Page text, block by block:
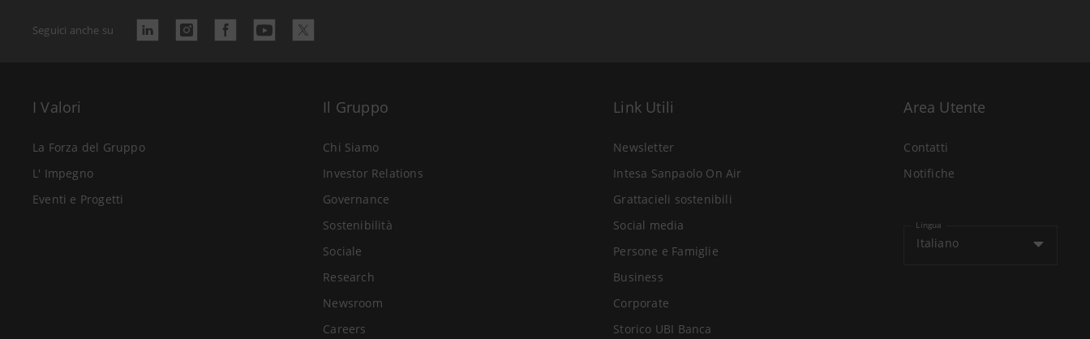
Seguici anche su
I Valori
La Forza del Gruppo
L' Impegno
Eventi e Progetti
Il Gruppo
Chi Siamo
Investor Relations
Governance
Sostenibilità
Sociale
Research
Newsroom
Careers
Link Utili
Newsletter
Intesa Sanpaolo On Air
Grattacieli sostenibili
Social media
Persone e Famiglie
Business
Corporate
Storico UBI Banca
Area Utente
Contatti
Notifiche
Lingua
Italiano